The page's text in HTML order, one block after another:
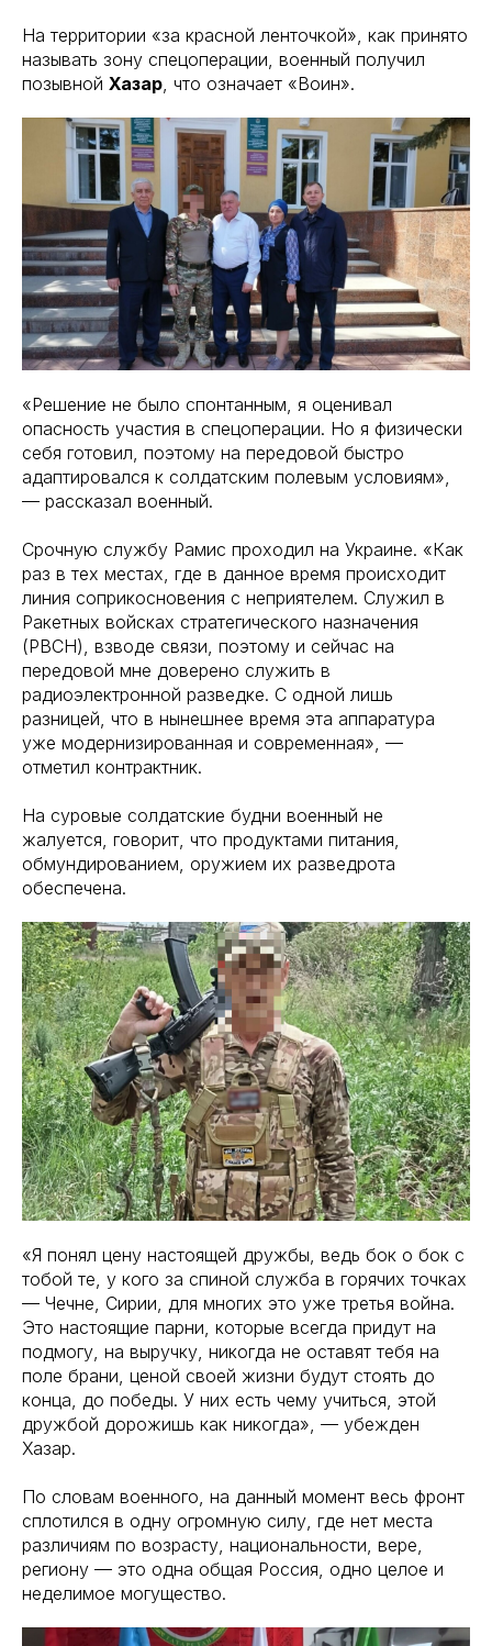
На территории «за красной ленточкой», как принято
называть зону спецоперации, военный получил
позывной Хазар, что означает «Воин».
«Решение не было спонтанным, я оценивал
опасность участия в спецоперации. Но я физически
себя готовил, поэтому на передовой быстро
адаптировался к солдатским полевым условиям»,
— рассказал военный.
Срочную службу Рамис проходил на Украине. «Как
раз в тех местах, где в данное время происходит
линия соприкосновения с неприятелем. Служил в
Ракетных войсках стратегического назначения
(РВСН), взводе связи, поэтому и сейчас на
передовой мне доверено служить в
радиоэлектронной разведке. С одной лишь
разницей, что в нынешнее время эта аппаратура
уже модернизированная и современная», —
отметил контрактник.
На суровые солдатские будни военный не
жалуется, говорит, что продуктами питания,
обмундированием, оружием их разведрота
обеспечена.
«Я понял цену настоящей дружбы, ведь бок о бок с
тобой те, у кого за спиной служба в горячих точках
— Чечне, Сирии, для многих это уже третья война.
Это настоящие парни, которые всегда придут на
подмогу, на выручку, никогда не оставят тебя на
поле брани, ценой своей жизни будут стоять до
конца, до победы. У них есть чему учиться, этой
дружбой дорожишь как никогда», — убежден
Хазар.
По словам военного, на данный момент весь фронт
сплотился в одну огромную силу, где нет места
различиям по возрасту, национальности, вере,
региону — это одна общая Россия, одно целое и
неделимое могущество.